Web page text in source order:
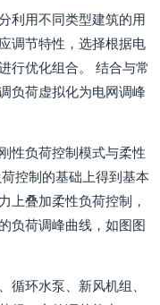
利用不同类型建筑的用
调节特性，选择根据电
行优化组合。 结合与常
负荷虚拟化为电网调峰
性负荷控制模式与柔性
控制的基础上得到基本
上叠加柔性负荷控制，
负荷调峰曲线，如图图
循环水泵、新风机组、